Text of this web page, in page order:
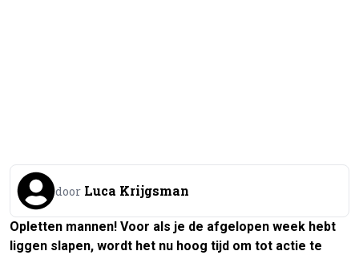
door Luca Krijgsman
Opletten mannen! Voor als je de afgelopen week hebt
liggen slapen, wordt het nu hoog tijd om tot actie te